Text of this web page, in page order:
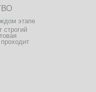
этапе
строгий